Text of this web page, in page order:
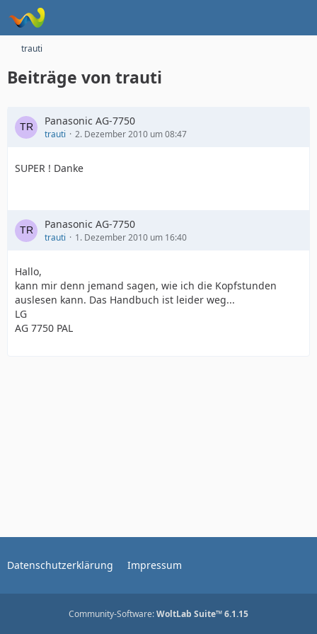
trauti
Beiträge von trauti
Panasonic AG-7750
trauti 2. Dezember 2010 um 08:47
SUPER ! Danke
Panasonic AG-7750
trauti 1. Dezember 2010 um 16:40
Hallo,
kann mir denn jemand sagen, wie ich die Kopfstunden
auslesen kann. Das Handbuch ist leider weg...
LG
AG 7750 PAL
Datenschutzerklärung Impressum
Community-Software:WoltLab Suite™ 6.1.15